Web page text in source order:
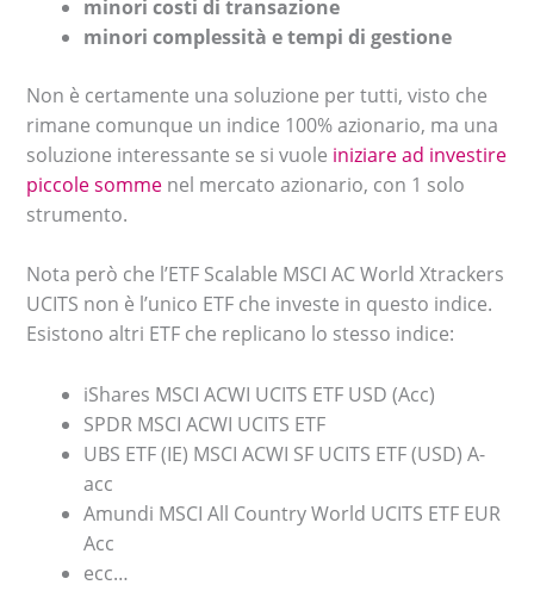
minori costi di transazione
minori complessità e tempi di gestione
Non è certamente una soluzione per tutti, visto che
rimane comunque un indice 100% azionario, ma una
soluzione interessante se si vuole iniziare ad investire
piccole somme nel mercato azionario, con 1 solo
strumento.
Nota però che l’ETF Scalable MSCI AC World Xtrackers
UCITS non è l’unico ETF che investe in questo indice.
Esistono altri ETF che replicano lo stesso indice:
iShares MSCI ACWI UCITS ETF USD (Acc)
SPDR MSCI ACWI UCITS ETF
UBS ETF (IE) MSCI ACWI SF UCITS ETF (USD) A-
acc
Amundi MSCI All Country World UCITS ETF EUR
Acc
ecc…